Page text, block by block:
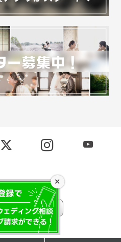
×
All Rights Reserved.
PC